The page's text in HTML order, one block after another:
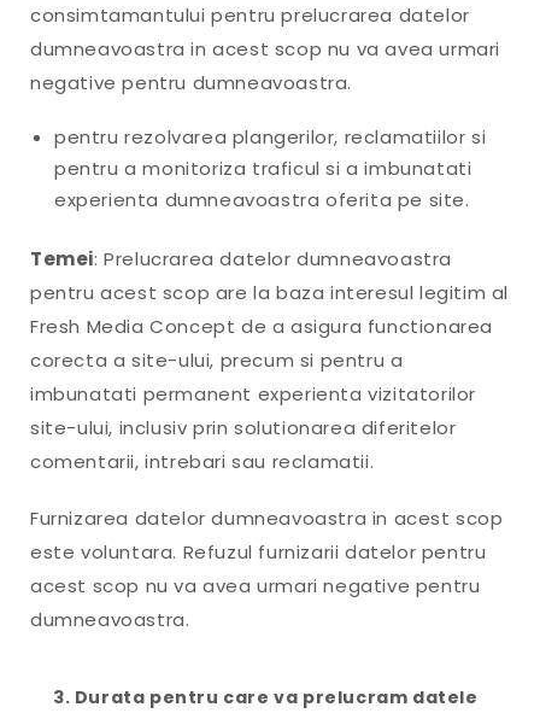
consimtamantului pentru prelucrarea datelor
dumneavoastra in acest scop nu va avea urmari
negative pentru dumneavoastra.
pentru rezolvarea plangerilor, reclamatiilor si
pentru a monitoriza traficul si a imbunatati
experienta dumneavoastra oferita pe site.
Temei: Prelucrarea datelor dumneavoastra
pentru acest scop are la baza interesul legitim al
Fresh Media Concept de a asigura functionarea
corecta a site-ului, precum si pentru a
imbunatati permanent experienta vizitatorilor
site-ului, inclusiv prin solutionarea diferitelor
comentarii, intrebari sau reclamatii.
Furnizarea datelor dumneavoastra in acest scop
este voluntara. Refuzul furnizarii datelor pentru
acest scop nu va avea urmari negative pentru
dumneavoastra.
3. Durata pentru care va prelucram datele